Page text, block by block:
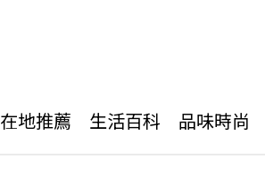
在地推薦 生活百科 品味時尚